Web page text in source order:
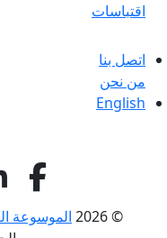
اقتباسات
اتصل بنا
من نحن
English
© 2026 الموسوعة